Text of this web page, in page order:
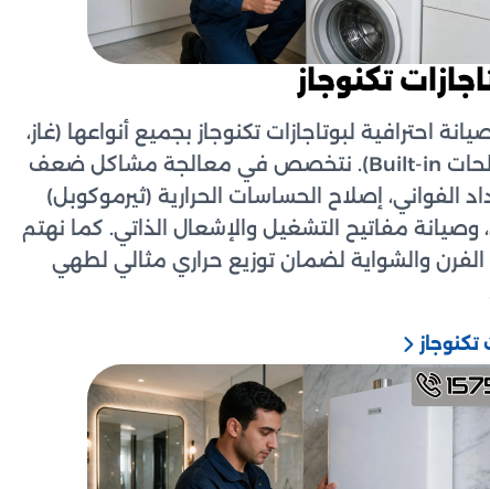
تكنوجاز
احترافية لبوتاجازات تكنوجاز بجميع أنواعها (غاز،
كهرباء، ومسطحات Built-in). نتخصص في معالجة مشاكل ضعف
الفواني، إصلاح الحساسات الحرارية (ثيرموكوبل)
وصيانة مفاتيح التشغيل والإشعال الذاتي. كما نهتم
والشواية لضمان توزيع حراري مثالي لطهي
تكنوجاز